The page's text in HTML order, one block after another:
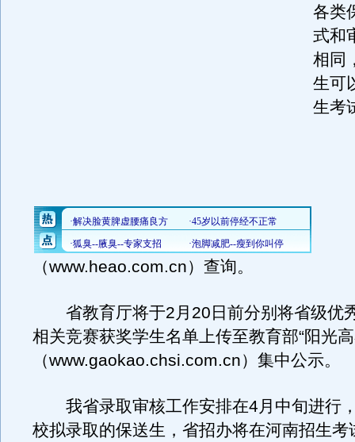
各类
式和
相同
生可
生考
（www.heao.com.cn）查询。
省教育厅将于2月20日前分别将省级优
相关竞赛获奖学生名单上传至教育部“阳光
（www.gaokao.chsi.com.cn）集中公示。
我省录取审核工作安排在4月中旬进行
校拟录取的保送生，省招办将在河南招生考